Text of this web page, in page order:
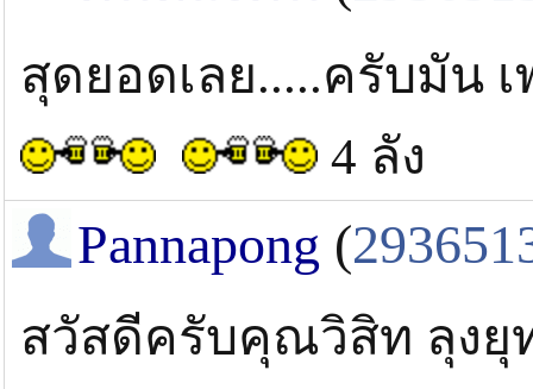
สุดยอดเลย.....ครับมัน
4 ลัง
Pannapong (
สวัสดีครับคุณวิสิท ลุง